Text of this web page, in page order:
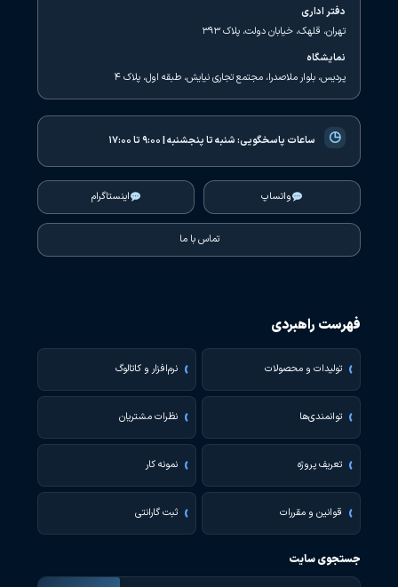
دفتر اداری
تهران، قلهک، خیابان دولت، پلاک ۳۹۳
نمایشگاه
پردیس، بلوار ملاصدرا، مجتمع تجاری نیایش، طبقه اول، پلاک ۴
◷ ساعات پاسخگویی:شنبه تا پنجشنبه | ۹:۰۰ تا ۱۷:۰۰
واتساپ اینستاگرام
تماس با ما
فهرست راهبردی
تولیدات و محصولات نرم‌افزار و کاتالوگ
توانمندی‌ها نظرات مشتریان
تعریف پروژه نمونه کار
قوانین و مقررات ثبت گارانتی
جستجوی سایت